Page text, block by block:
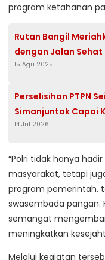
program ketahanan
Rutan Bangil
dengan Jalan Sehat
15 Agu 2025
Perselisihan PTPN
Simanjuntak Capai
Lewat Mediasi
14 Jul 2026
“Polri tidak hanya
masyarakat, tetapi
program pemerintah,
swasembada pangan.
semangat
meningkatkan
Melalui kegiatan